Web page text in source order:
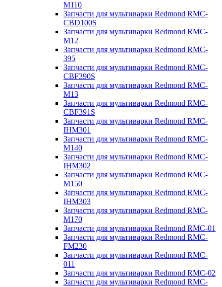
M110
Запчасти для мультиварки Redmond RMC-
CBD100S
Запчасти для мультиварки Redmond RMC-
M12
Запчасти для мультиварки Redmond RMC-
395
Запчасти для мультиварки Redmond RMC-
CBF390S
Запчасти для мультиварки Redmond RMC-
M13
Запчасти для мультиварки Redmond RMC-
CBF391S
Запчасти для мультиварки Redmond RMC-
IHM301
Запчасти для мультиварки Redmond RMC-
M140
Запчасти для мультиварки Redmond RMC-
IHM302
Запчасти для мультиварки Redmond RMC-
M150
Запчасти для мультиварки Redmond RMC-
IHM303
Запчасти для мультиварки Redmond RMC-
M170
Запчасти для мультиварки Redmond RMC-01
Запчасти для мультиварки Redmond RMC-
FM230
Запчасти для мультиварки Redmond RMC-
011
Запчасти для мультиварки Redmond RMC-02
Запчасти для мультиварки Redmond RMC-